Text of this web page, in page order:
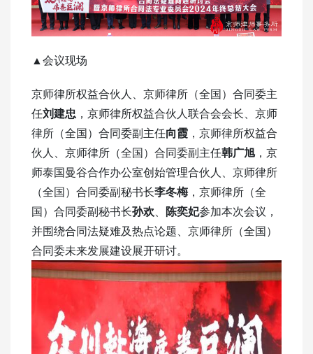
▲会议现场
京师律所权益合伙人、京师律所（全国）合同委主
任刘建忠 ，京师律所权益合伙人联合会会长、京师
律所（全国）合同委副主任向霞 ，京师律所权益合
伙人、京师律所（全国）合同委副主任韩广旭 ，京
师泰国曼谷合作办公室创始管理合伙人、京师律所
（全国）合同委副秘书长李冬梅，京师律所（全
国）合同委副秘书长孙欢、 陈奕妃参加本次会议，
并围绕合同法疑难及热点论题、京师律所（全国）
合同委未来发展建设展开研讨。